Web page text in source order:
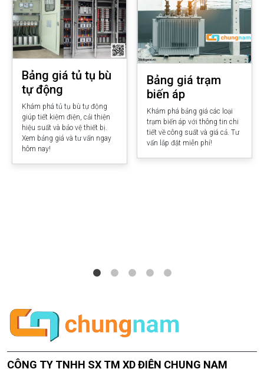
Bảng giá tủ tụ bù
tự động
Khám phá tủ tụ bù tự động
giúp tiết kiệm điện, cải thiện
hiệu suất và bảo vệ thiết bị.
Xem bảng giá và tư vấn ngay
hôm nay!
Bảng giá trạm
biến áp
Khám phá bảng giá các loại
trạm biến áp với thông tin chi
tiết về công suất và giá cả. Tư
vấn lắp đặt miễn phí!
CÔNG TY TNHH SX TM XD ĐIỆN CHUNG NAM